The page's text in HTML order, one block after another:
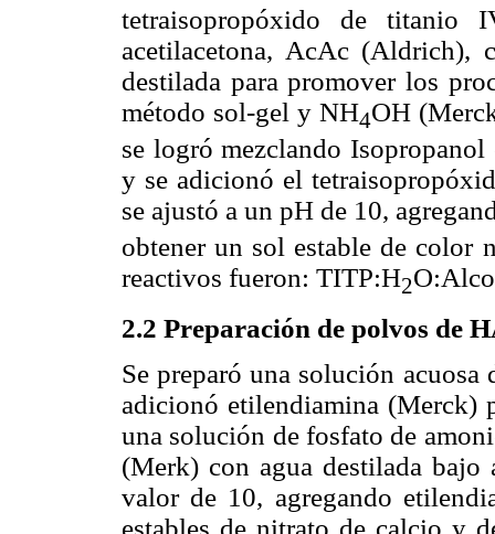
tetraisopropóxido de titanio
acetilacetona, AcAc (Aldrich),
destilada para promover los
método sol-gel y NH4OH
se logró mezclando
y se adicionó el
se ajustó a un pH de 10,
obtener un sol estable de color
reactivos fueron: TITP:H2
2.2 Preparación de polvos de
Se preparó una solución
adicionó etilendiamina (Merck)
una solución de fosfato de
(Merk) con agua destilada
valor de 10, agregando